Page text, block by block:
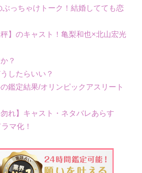
っちゃけトーク！結婚してても恋
】のキャスト！亀梨和也×北山宏光
？
したらいい？
鑑定結果/オリンピックアスリート
勿れ】キャスト・ネタバレあらす
マ化！